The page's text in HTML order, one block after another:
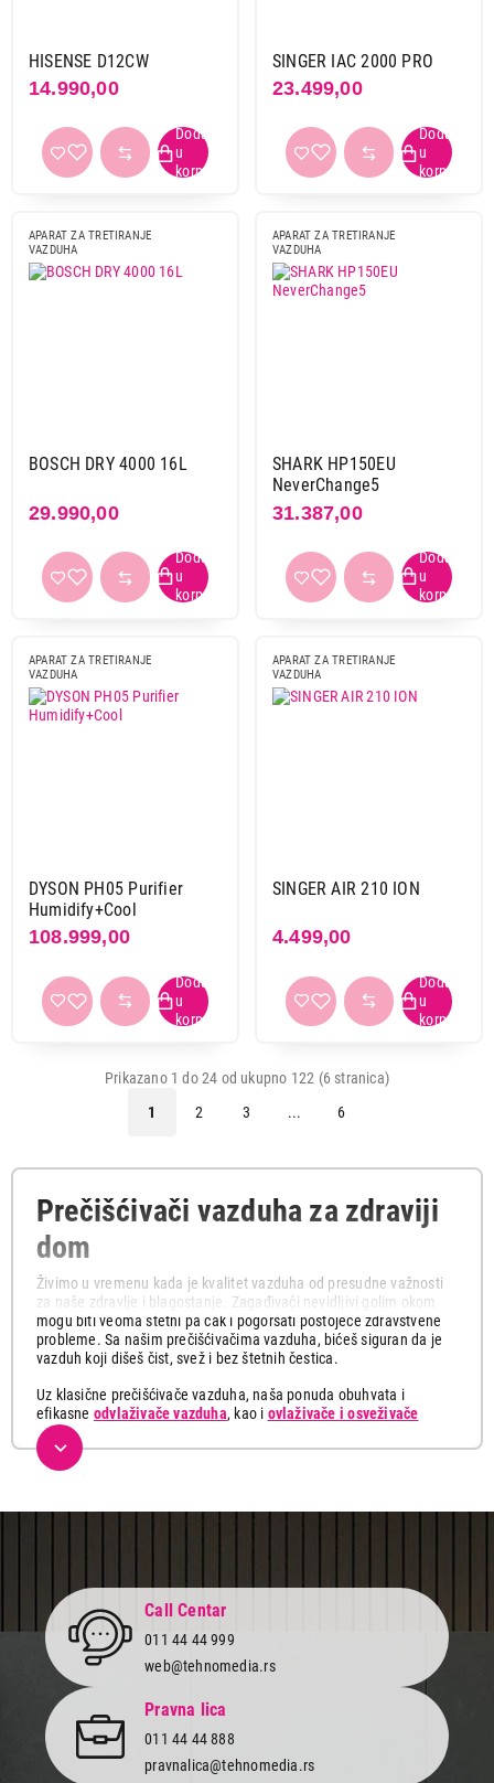
HISENSE D12CW
14.990,00
SINGER IAC 2000 PRO
23.499,00
APARAT ZA TRETIRANJE
VAZDUHA
BOSCH DRY 4000 16L
29.990,00
APARAT ZA TRETIRANJE
VAZDUHA
SHARK HP150EU
NeverChange5
31.387,00
APARAT ZA TRETIRANJE
VAZDUHA
DYSON PH05 Purifier
Humidify+Cool
108.999,00
APARAT ZA TRETIRANJE
VAZDUHA
SINGER AIR 210 ION
4.499,00
Prikazano 1 do 24 od ukupno 122 (6 stranica)
1
2 3 ... 6
Prečišćivači vazduha za zdraviji
dom
Živimo u vremenu kada je kvalitet vazduha od presudne važnosti
za naše zdravlje i blagostanje. Zagađivači nevidljivi golim okom
mogu biti veoma štetni pa čak i pogoršati postojeće zdravstvene
probleme. Sa našim prečišćivačima vazduha, bićeš siguran da je
vazduh koji dišeš čist, svež i bez štetnih čestica.
Uz klasične prečišćivače vazduha, naša ponuda obuhvata i
efikasne odvlaživače vazduha, kao i ovlaživače i osveživače
vazduha
Predstavljaju idealno rešenje za sve one koji žele da očuvaju
osiguravaju da u prostorijama bude čist i zdrav vazduh, njihov
moćni filter uklanja neprijatne mirise smanjujući rizik od
respiratornih problema i poboljšavajući opšte zdravstveno stanje.
Kompaktna veličina i tihi rad čini ih idealnim za kućnu ili
kancelarijsku upotrebu. Lako se postavljaju na bilo koje mesto
tako da ga možeš imati uvek pored sebe, čak i kada putuješ.
Iako je njihova snaga zapanjujuća, to ne utiče na njihovu
energetsku efikasnost. Sa niskim troškovima energije i dugim
Call Centar
011 44 44 999
web@tehnomedia.rs
Pravna lica
011 44 44 888
pravnalica@tehnomedia.rs